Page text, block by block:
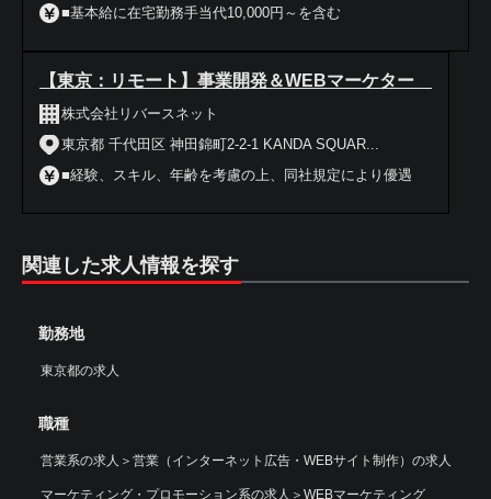
■基本給に在宅勤務手当代10,000円～を含む
【東京：リモート】事業開発＆WEBマーケター
株式会社リバースネット
東京都 千代田区 神田錦町2-2-1 KANDA SQUAR...
■経験、スキル、年齢を考慮の上、同社規定により優遇
関連した求人情報を探す
勤務地
東京都の求人
職種
営業系の求人 ＞ 営業（インターネット広告・WEBサイト制作）の求人
マーケティング・プロモーション系の求人 ＞ WEBマーケティング